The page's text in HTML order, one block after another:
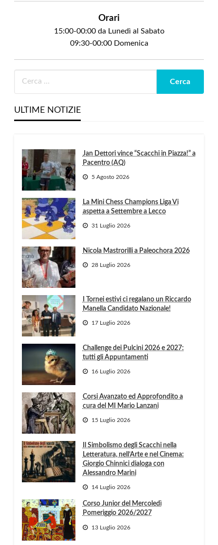
Orari
15:00-00:00 da Lunedì al Sabato
09:30-00:00 Domenica
ULTIME NOTIZIE
Jan Dettori vince “Scacchi in Piazza!” a
Pacentro (AQ)
5 Agosto 2026
La Mini Chess Champions Liga Vi
aspetta a Settembre a Lecco
31 Luglio 2026
Nicola Mastrorilli a Paleochora 2026
28 Luglio 2026
I Tornei estivi ci regalano un Riccardo
Manella Candidato Nazionale!
17 Luglio 2026
Challenge dei Pulcini 2026 e 2027:
tutti gli Appuntamenti
16 Luglio 2026
Corsi Avanzato ed Approfondito a
cura del MI Mario Lanzani
15 Luglio 2026
Il Simbolismo degli Scacchi nella
Letteratura, nell’Arte e nel Cinema:
Giorgio Chinnici dialoga con
Alessandro Marini
14 Luglio 2026
Corso Junior del Mercoledì
Pomeriggio 2026/2027
13 Luglio 2026